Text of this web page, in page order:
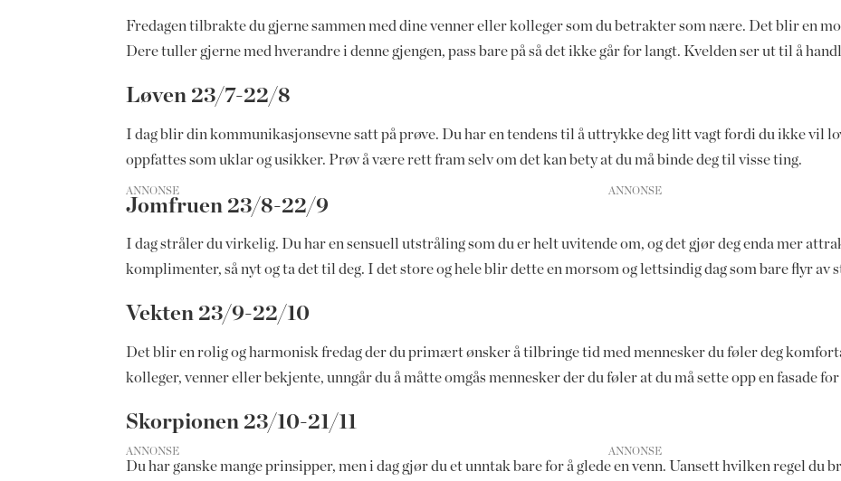
Fredagen tilbrakte du gjerne sammen med dine venner eller kolleger som du betrakter som nære. Det blir en
Dere tuller gjerne med hverandre i denne gjengen, pass bare på så det ikke går for langt. Kvelden ser ut til å
Løven 23/7-22/8
I dag blir din kommunikasjonsevne satt på prøve. Du har en tendens til å uttrykke deg litt vagt fordi du ikke vil
oppfattes som uklar og usikker. Prøv å være rett fram selv om det kan bety at du må binde deg til visse ting.
ANNONSE
Jomfruen 23/8-22/9
I dag stråler du virkelig. Du har en sensuell utstråling som du er helt uvitende om, og det gjør deg enda mer
komplimenter, så nyt og ta det til deg. I det store og hele blir dette en morsom og lettsindig dag som bare flyr av
Vekten 23/9-22/10
Det blir en rolig og harmonisk fredag der du primært ønsker å tilbringe tid med mennesker du føler deg
kolleger, venner eller bekjente, unngår du å måtte omgås mennesker der du føler at du må sette opp en fasade for
Skorpionen 23/10-21/11
ANNONSE
Du har ganske mange prinsipper, men i dag gjør du et unntak bare for å glede en venn. Uansett hvilken regel